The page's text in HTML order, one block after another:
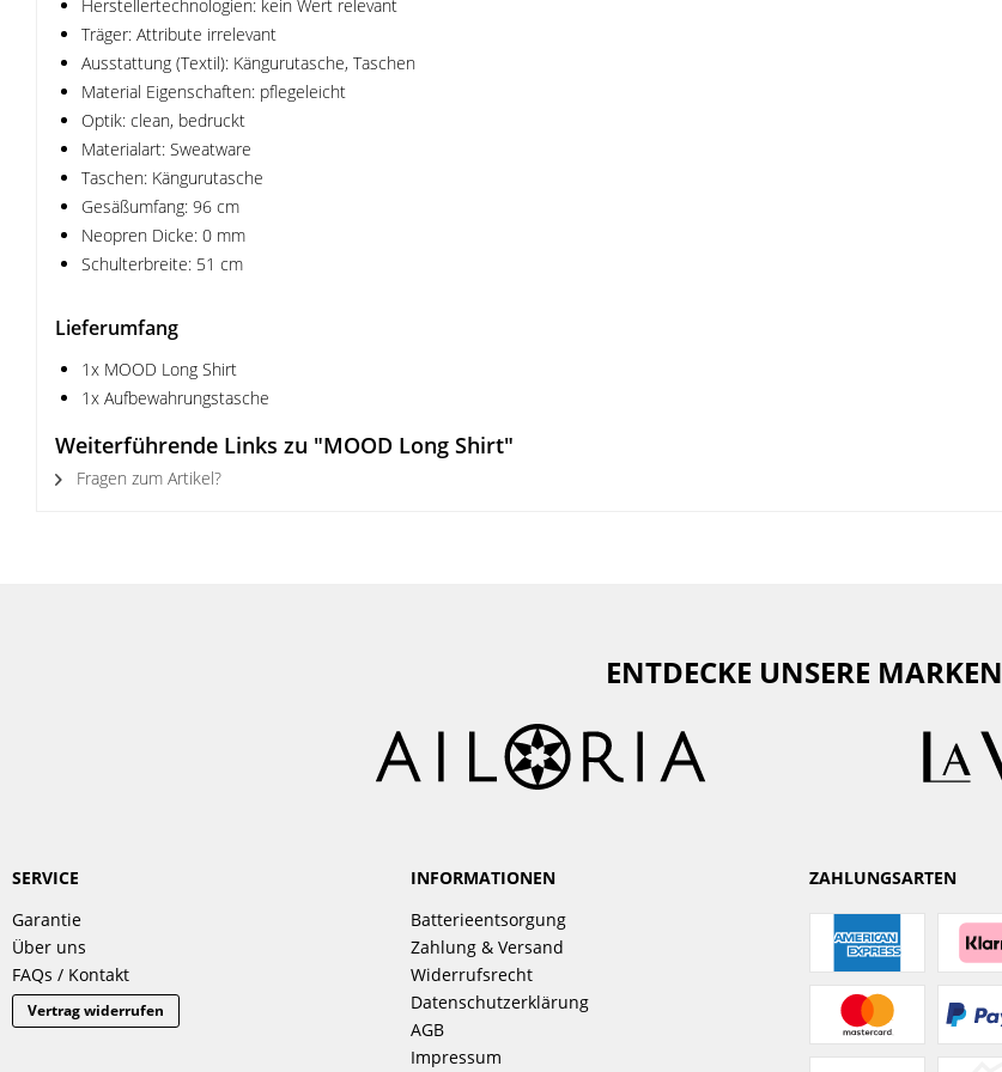
Herstellertechnologien: kein Wert relevant
Träger: Attribute irrelevant
Ausstattung (Textil): Kängurutasche, Taschen
Material Eigenschaften: pflegeleicht
Optik: clean, bedruckt
Materialart: Sweatware
Taschen: Kängurutasche
Gesäßumfang: 96 cm
Neopren Dicke: 0 mm
Schulterbreite: 51 cm
Lieferumfang
1x MOOD Long Shirt
1x Aufbewahrungstasche
Weiterführende Links zu "MOOD Long Shirt"
Fragen zum Artikel?
ENTDECKE UNSERE MARKEN
SERVICE
Garantie
Über uns
FAQs / Kontakt
Vertrag widerrufen
INFORMATIONEN
Batterieentsorgung
Zahlung & Versand
Widerrufsrecht
Datenschutzerklärung
AGB
Impressum
ZAHLUNGSARTEN